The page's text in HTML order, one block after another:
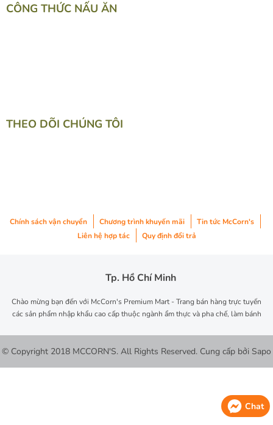
CÔNG THỨC NẤU ĂN
THEO DÕI CHÚNG TÔI
Chính sách vận chuyển Chương trình khuyến mãi
Tin tức McCorn's
Liên hệ hợp tác
Quy định đổi trả
Tp. Hồ Chí Minh
Chào mừng bạn đến với McCorn's Premium Mart - Trang bán hàng trực tuyến
các sản phẩm nhập khẩu cao cấp thuộc ngành ẩm thực và pha chế, làm bánh
© Copyright 2018 MCCORN'S. All Rights Reserved. Cung cấp bởi Sapo
Chat